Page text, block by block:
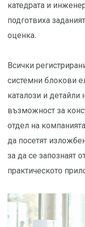
катедрата и
подготвиха
оценка.
Всички
системни блокови
каталози и детайли
възможност за
отдел на
да посетят
за да се запознаят
практическото